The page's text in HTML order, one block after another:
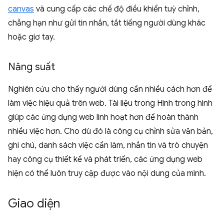
canvas và cung cấp các chế độ điều khiển tuỳ chỉnh,
chẳng hạn như gửi tin nhắn, tắt tiếng người dùng khác
hoặc giơ tay.
Năng suất
Nghiên cứu cho thấy người dùng cần nhiều cách hơn để
làm việc hiệu quả trên web. Tài liệu trong Hình trong hình
giúp các ứng dụng web linh hoạt hơn để hoàn thành
nhiều việc hơn. Cho dù đó là công cụ chỉnh sửa văn bản,
ghi chú, danh sách việc cần làm, nhắn tin và trò chuyện
hay công cụ thiết kế và phát triển, các ứng dụng web
hiện có thể luôn truy cập được vào nội dung của mình.
Giao diện